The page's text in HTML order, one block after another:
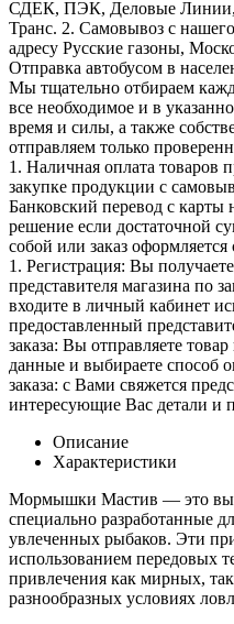
СДЕК, ПЭК, Деловые
Транс. 2. Самовывоз с
адресу Русские газоны,
Отправка автобусом в
Мы тщательно отбираем
все необходимое и в
время и силы, а также
отправляем только
1. Наличная оплата товаров
закупке продукции с
Банковский перевод с карты
решение если достаточной
собой или заказ
1. Регистрация: Вы
представителя магазина по
входите в личный кабинет
предоставленный
заказа: Вы отправляете
данные и выбираете способ
заказа: с Вами свяжется
интересующие Вас детали и
Описание
Характеристики
Мормышки Мастив — это
специально разработанные
увлеченных рыбаков. Эти
использованием передовых
привлечения как мирных,
разнообразных условиях